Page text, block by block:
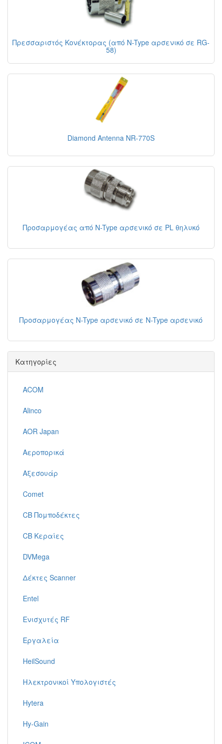
Πρεσσαριστός Κονέκτορας (από N-Type αρσενικό σε RG-
58)
Diamond Antenna NR-770S
Προσαρμογέας από N-Type αρσενικό σε PL θηλυκό
Προσαρμογέας N-Type αρσενικό σε N-Type αρσενικό
Κατηγορίες
ACOM
Alinco
AOR Japan
Αεροπορικά
Αξεσουάρ
Comet
CB Πομποδέκτες
CB Κεραίες
DVMega
Δέκτες Scanner
Entel
Ενισχυτές RF
Εργαλεία
HeilSound
Ηλεκτρονικοί Υπολογιστές
Hytera
Hy-Gain